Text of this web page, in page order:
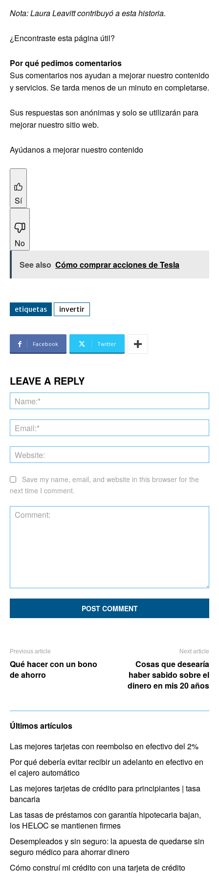
Nota: Laura Leavitt contribuyó a esta historia.
¿Encontraste esta página útil?
Por qué pedimos comentarios
Sus comentarios nos ayudan a mejorar nuestro contenido
y servicios. Se tarda menos de un minuto en completarse.
Sus respuestas son anónimas y solo se utilizarán para
mejorar nuestro sitio web.
Ayúdanos a mejorar nuestro contenido
Sí
No
See also Cómo comprar acciones de Tesla
etiquetas invertir
Facebook Twitter
LEAVE A REPLY
Save my name, email, and website in this browser for the
next time I comment.
Previous article
Qué hacer con un bono
de ahorro
Next article
Cosas que desearía
haber sabido sobre el
dinero en mis 20 años
Últimos artículos
Las mejores tarjetas con reembolso en efectivo del 2%
Por qué debería evitar recibir un adelanto en efectivo en
el cajero automático
Las mejores tarjetas de crédito para principiantes | tasa
bancaria
Las tasas de préstamos con garantía hipotecaria bajan,
los HELOC se mantienen firmes
Desempleados y sin seguro: la apuesta de quedarse sin
seguro médico para ahorrar dinero
Cómo construí mi crédito con una tarjeta de crédito